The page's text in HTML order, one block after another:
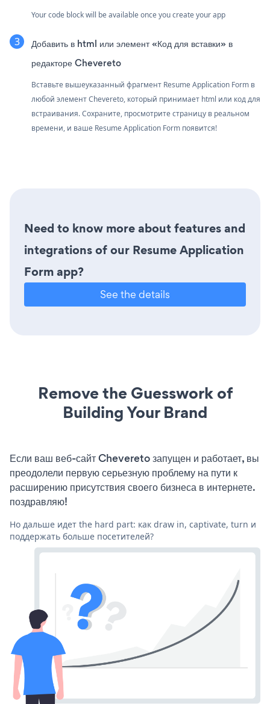
Your code block will be available once you create your app
Добавить в html или элемент «Код для вставки» в
редакторе Chevereto
Вставьте вышеуказанный фрагмент Resume Application Form в
любой элемент Chevereto, который принимает html или код для
встраивания. Сохраните, просмотрите страницу в реальном
времени, и ваше Resume Application Form появится!
Need to know more about features and
integrations of our Resume Application
Form app?
See the details
Remove the Guesswork of
Building Your Brand
Если ваш веб-сайт Chevereto запущен и работает, вы
преодолели первую серьезную проблему на пути к
расширению присутствия своего бизнеса в интернете.
поздравляю!
Но дальше идет the hard part: как draw in, captivate, turn и
поддержать больше посетителей?